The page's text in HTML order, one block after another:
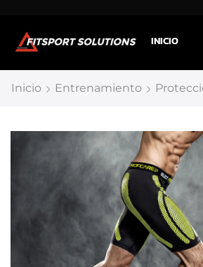
INICIO
Inicio Entrenamiento